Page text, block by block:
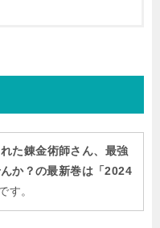
た錬金術師さん、最強
か？の最新巻は「2024
す。